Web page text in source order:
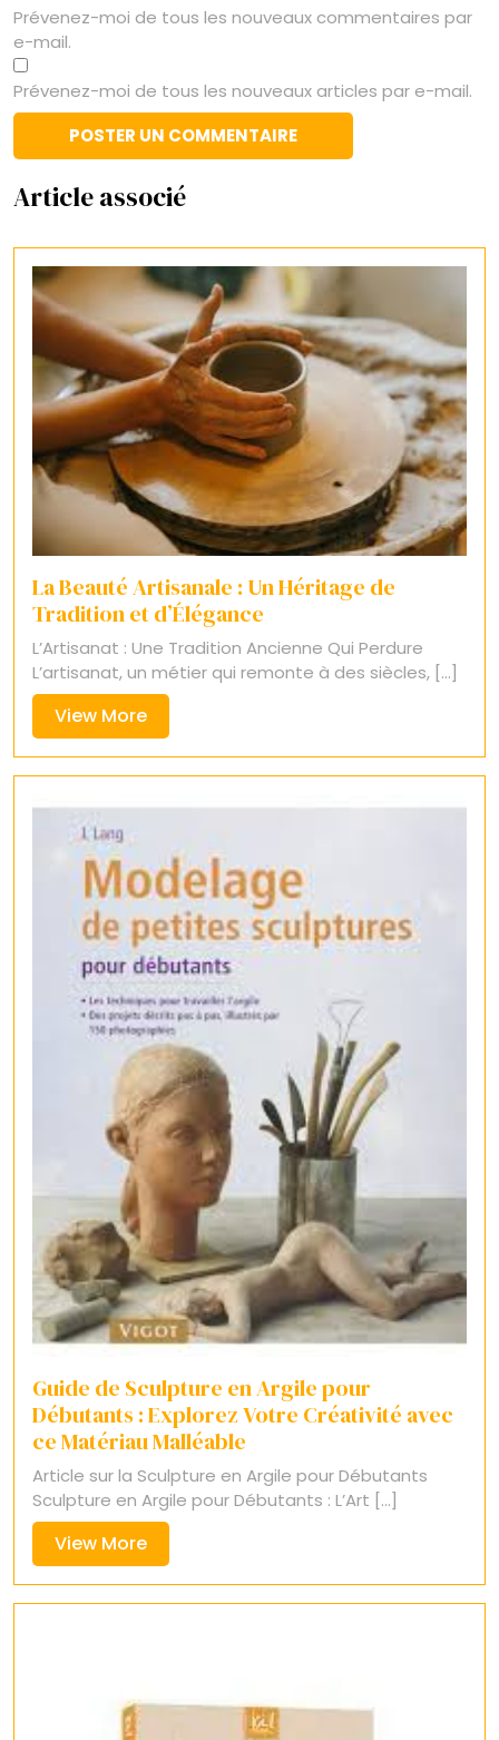
Prévenez-moi de tous les nouveaux commentaires par
e-mail.
Prévenez-moi de tous les nouveaux articles par e-mail.
Article associé
La Beauté Artisanale : Un Héritage de
Tradition et d’Élégance
L’Artisanat : Une Tradition Ancienne Qui Perdure
L’artisanat, un métier qui remonte à des siècles, [...]
View MoreView
More
Guide de Sculpture en Argile pour
Débutants : Explorez Votre Créativité avec
ce Matériau Malléable
Article sur la Sculpture en Argile pour Débutants
Sculpture en Argile pour Débutants : L’Art [...]
View MoreView
More